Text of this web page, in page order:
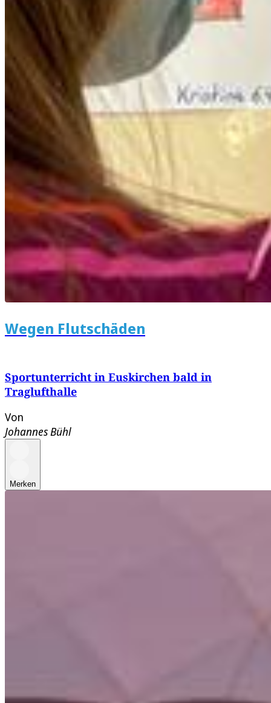
Wegen Flutschäden
Sportunterricht in Euskirchen bald in
Traglufthalle
Von
Johannes Bühl
Merken